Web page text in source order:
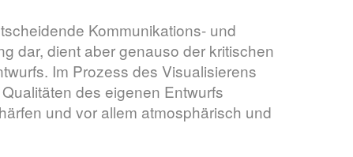
Kommunikations- und
dar, dient aber genauso der kritischen
Im Prozess des Visualisierens
des eigenen Entwurfs
und vor allem atmosphärisch und